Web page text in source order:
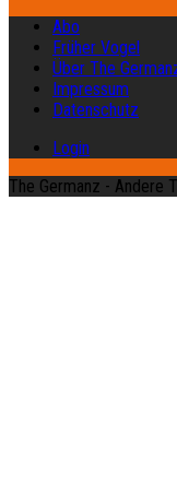
Abo
Früher Vogel
Über The
Impressum
Datenschutz
Login
The Germanz - Andere